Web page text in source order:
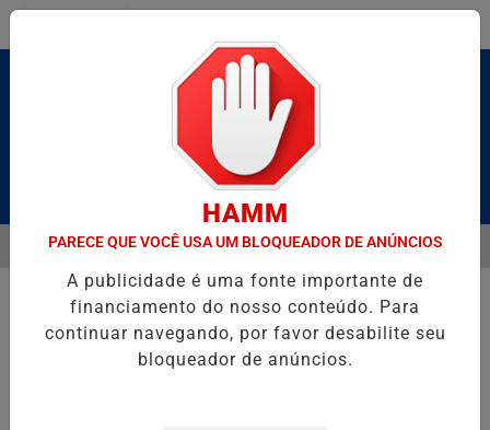
Pesquisar Notícia
E CAIQUE PIMENTA COM O MELHOR DO AXÉ DAS ANTIGAS
EM ALTA
MENU
HAMM
PARECE QUE VOCÊ USA UM BLOQUEADOR DE ANÚNCIOS
A publicidade é uma fonte importante de
financiamento do nosso conteúdo. Para
continuar navegando, por favor desabilite seu
bloqueador de anúncios.